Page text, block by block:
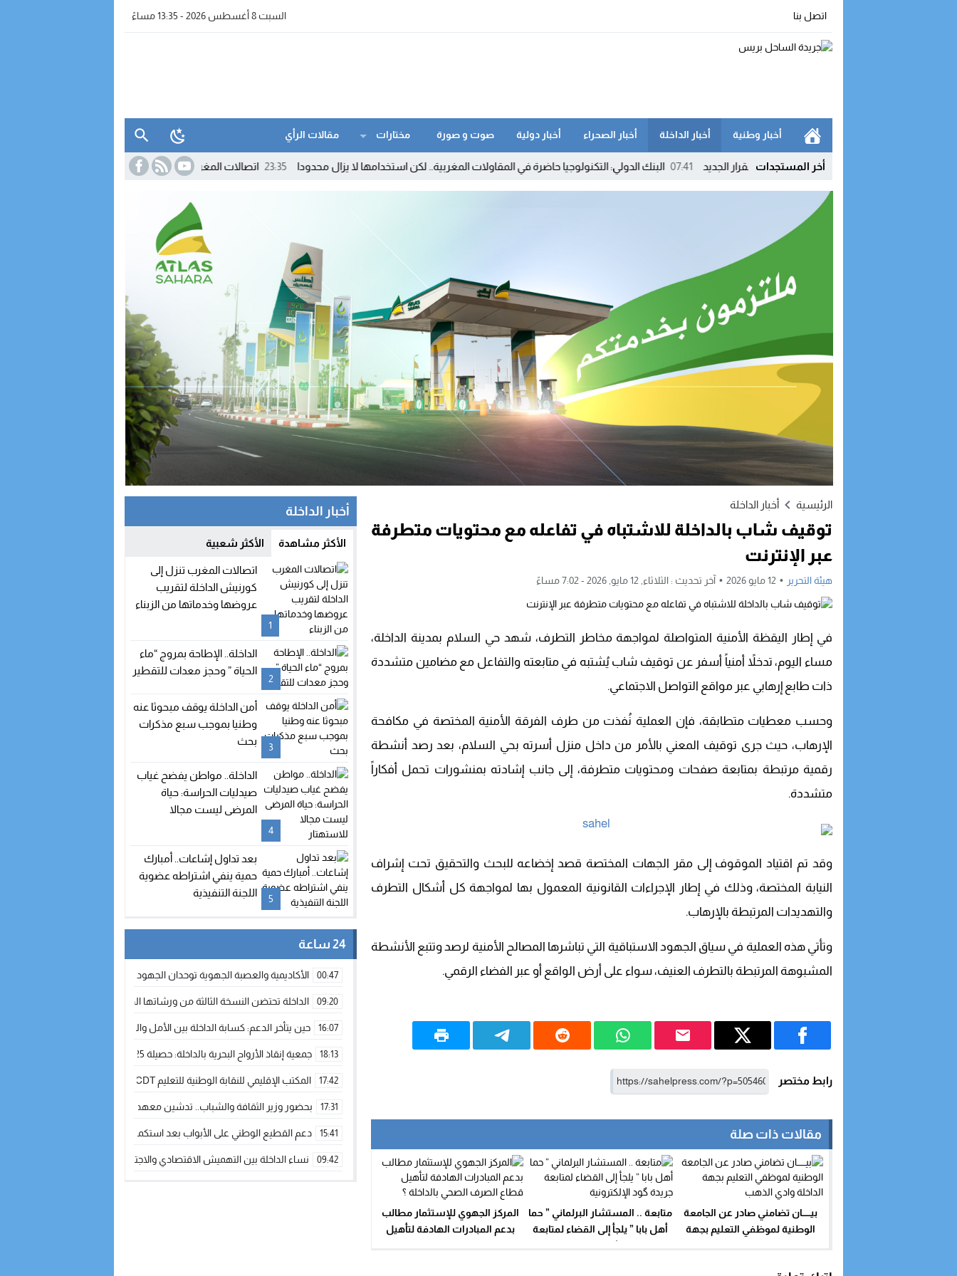
اتصل بنا السبت 8 أغسطس 2026 - 13:35 مساءً
أخبار وطنية أخبار الداخلة أخبار الصحراء أخبار دولية صوت و صورة مختارات مقالات الرأي
أخر المستجدات
تدخل عهداً جديداً بالمغرب.. تفاصيل القرار الجديد 07:41 البنك الدولي: التكنولوجيا حاضرة في المقاولات المغربية.. لكن استخدامها لا يزال محدودا 23:35 اتصالات المغرب تنزل إلى كورنيش الداخلة لتقريب عروضها وخدماتها
الرئيسية أخبار الداخلة
توقيف شاب بالداخلة للاشتباه في تفاعله مع محتويات متطرفة
عبر الإنترنت
هيئة التحرير 12 مايو 2026 آخر تحديث : الثلاثاء, 12 مايو, 2026 - 7:02 مساءً
في إطار اليقظة الأمنية المتواصلة لمواجهة مخاطر التطرف، شهد حي السلام بمدينة الداخلة،
مساء اليوم، تدخلاً أمنياً أسفر عن توقيف شاب يُشتبه في متابعته والتفاعل مع مضامين متشددة
ذات طابع إرهابي عبر مواقع التواصل الاجتماعي.
وحسب معطيات متطابقة، فإن العملية نُفذت من طرف الفرقة الأمنية المختصة في مكافحة
الإرهاب، حيث جرى توقيف المعني بالأمر من داخل منزل أسرته بحي السلام، بعد رصد أنشطة
رقمية مرتبطة بمتابعة صفحات ومحتويات متطرفة، إلى جانب إشادته بمنشورات تحمل أفكاراً
متشددة.
وقد تم اقتياد الموقوف إلى مقر الجهات المختصة قصد إخضاعه للبحث والتحقيق تحت إشراف
النيابة المختصة، وذلك في إطار الإجراءات القانونية المعمول بها لمواجهة كل أشكال التطرف
والتهديدات المرتبطة بالإرهاب.
وتأتي هذه العملية في سياق الجهود الاستباقية التي تباشرها المصالح الأمنية لرصد وتتبع الأنشطة
المشبوهة المرتبطة بالتطرف العنيف، سواء على أرض الواقع أو عبر الفضاء الرقمي.
رابط مختصر
مقالات ذات صلة
بيــــــان تضامني صادر عن الجامعة
الوطنية لموظفي التعليم بجهة
متابعة .. المستشار البرلماني ” حما
أهل بابا ” يلجأ إلى القضاء لمتابعة
المركز الجهوي للإستثمار مطالب
بدعم المبادرات الهادفة لتأهيل
أخبار الداخلة
الأكثر مشاهدة الأكثر شعبية
1
اتصالات المغرب تنزل إلى
كورنيش الداخلة لتقريب
عروضها وخدماتها من الزبناء
2
الداخلة.. الإطاحة بمروج “ماء
الحياة ” وحجز معدات للتقطير
3
أمن الداخلة يوقف مبحوثا عنه
وطنيا بموجب سبع مذكرات
بحث
4
الداخلة.. مواطن يفضح غياب
صيدليات الحراسة: حياة
المرضى ليست مجالا
5
بعد تداول إشاعات.. أمبارك
حمية ينفي اشتراطه عضوية
اللجنة التنفيذية
24 ساعة
00:47 الأكاديمية والعصبة الجهوية توحدان الجهود لتطوير الممارسة الكروية بجهة
09:20 الداخلة تحتضن النسخة الثالثة من ورشاتها الدولية: تكوين متخصص في التراث
16:07 حين يتأخر الدعم: كسابة الداخلة بين الأمل والقلق ؟
18:13 جمعية إنقاذ الأرواح البحرية بالداخلة: حصيلة 2025 بين مهام الإنقاذ ومشروع “دار البحار”
17:42 المكتب الإقليمي للنقابة الوطنية للتعليم CDT يجتمع مع المدير الإقليمي لمناقشة ملفات جوهرية لنساء ورجال التعليم
17:31 بحضور وزير الثقافة والشباب.. تدشين معهد الموسيقى والفنون الكوريغرافية بالداخلة
15:41 دعم القطيع الوطني على الأبواب بعد استكمال الترقيم… الفلاحة المغربية
09:42 نساء الداخلة بين التهميش الاقتصادي والاجتماعي… في المؤسسات الإنتاجية